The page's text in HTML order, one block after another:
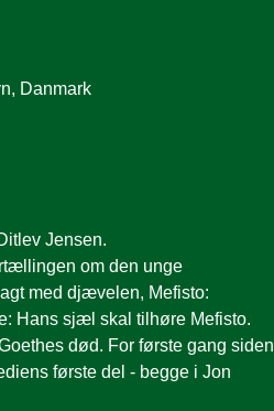
Danmark
Jensen.
om den unge
med djævelen, Mefisto:
Hans sjæl skal tilhøre Mefisto.
død. For første gang siden
første del - begge i Jon